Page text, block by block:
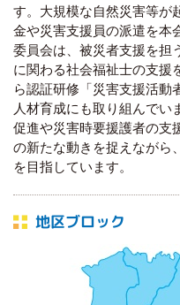
す。大規模な自然災害等が
金や災害支援員の派遣を本
委員会は、被災者支援を担
に関わる社会福祉士の支援
ら認証研修「災害支援活動
人材育成にも取り組んでい
促進や災害時要援護者の支
の新たな動きを捉えながら
を目指しています。
地区ブロック